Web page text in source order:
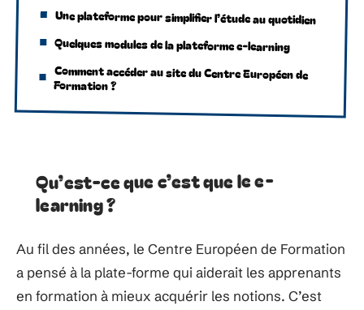
Une plateforme pour simplifier l’étude au quotidien
Quelques modules de la plateforme e-learning
Comment accéder au site du Centre Européen de
Formation ?
Qu’est-ce que c’est que le e-
learning ?
Au fil des années, le Centre Européen de Formation
a pensé à la plate-forme qui aiderait les apprenants
en formation à mieux acquérir les notions. C’est